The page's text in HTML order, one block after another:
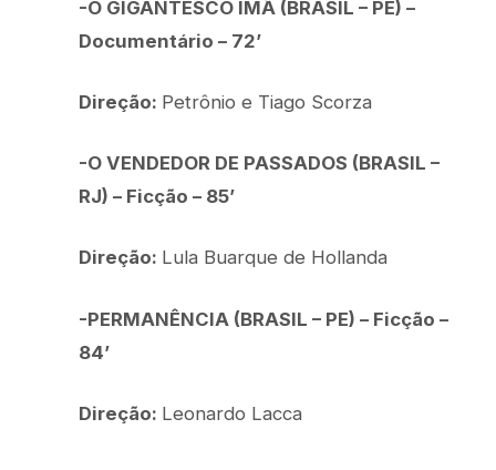
-O GIGANTESCO ÍMÃ (BRASIL – PE) –
Documentário – 72’
Direção: Petrônio e Tiago Scorza
-O VENDEDOR DE PASSADOS (BRASIL –
RJ) – Ficção – 85’
Direção: Lula Buarque de Hollanda
-PERMANÊNCIA (BRASIL – PE) – Ficção –
84’
Direção: Leonardo Lacca